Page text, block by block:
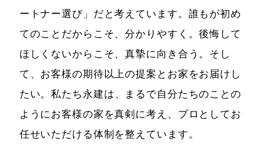
ートナー選び」だと考えています。誰もが初め
てのことだからこそ、分かりやすく。後悔して
ほしくないからこそ、真摯に向き合う。そし
て、お客様の期待以上の提案とお家をお届けし
たい。私たち永建は、まるで自分たちのことの
ようにお客様の家を真剣に考え、プロとしてお
任せいただける体制を整えています。